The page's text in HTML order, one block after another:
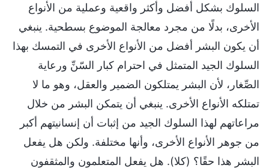
السلوك بشكل أفضل وأكثر واقعية وعملية من الأنواع
الأخرى، بدلًا من مجرد معالجة الموضوع بسطحية. ينبغي
أن يكون البشر أفضل من الأنواع الأخرى في التمسك بهذا
السلوك الجيد المتمثل في احترام كبار السّنِّ ورعاية
الصِّغار، لأن البشر يمتلكون الضمير والعقل، وهو ما لا
تمتلكه الأنواع الأخرى. ينبغي أن يتمكن البشر من خلال
مراعاتهم لهذا السلوك الجيد من إثبات أن إنسانيتهم أكبر
من جوهر الأنواع الأخرى، وأنها مختلفة. ولكن هل يفعل
البشر هذا حقًا؟ (كلا). هل يفعل المتعلمون والمثقفون